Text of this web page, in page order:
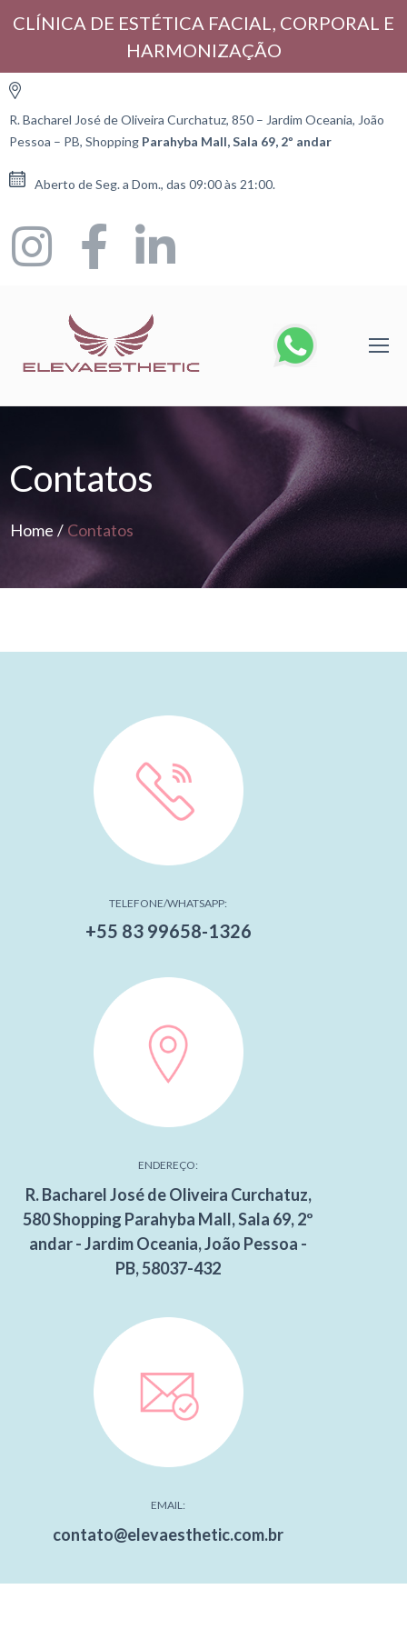
CLÍNICA DE ESTÉTICA FACIAL, CORPORAL E
HARMONIZAÇÃO
R. Bacharel José de Oliveira Curchatuz, 850 – Jardim Oceania, João
Pessoa – PB, Shopping Parahyba Mall, Sala 69, 2º andar
Aberto de Seg. a Dom., das 09:00 às 21:00.
Contatos
Home/Contatos
TELEFONE/WHATSAPP:
+55 83 99658-1326
ENDEREÇO:
R. Bacharel José de Oliveira Curchatuz,
580 Shopping Parahyba Mall, Sala 69, 2º
andar - Jardim Oceania, João Pessoa -
PB, 58037-432
EMAIL:
contato@elevaesthetic.com.br